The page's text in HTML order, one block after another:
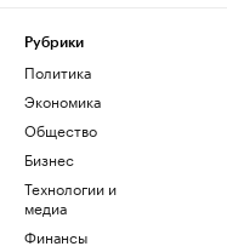
Рубрики
Политика
Экономика
Общество
Бизнес
Технологии и
медиа
Финансы